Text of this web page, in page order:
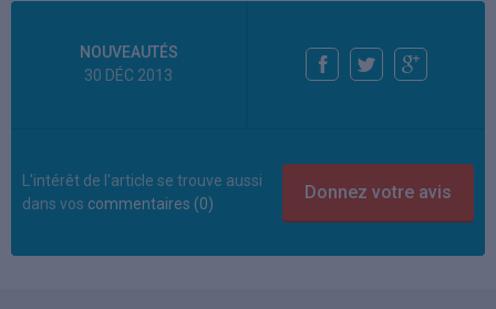
NOUVEAUTÉS
30 DÉC 2013
L'intérêt de l'article se trouve aussi
dans vos commentaires (0)